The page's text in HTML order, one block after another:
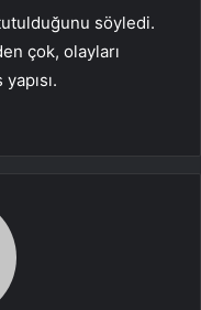
söyledi.
çok, olayları